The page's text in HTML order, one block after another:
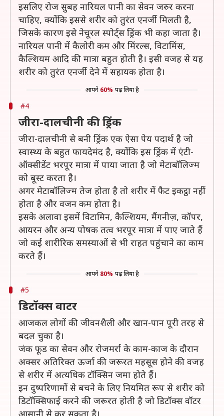
इसलिए रोज सुबह नारियल पानी का सेवन जरुर करना
चाहिए, क्योंकि इससे शरीर को तुरंत एनर्जी मिलती है,
जिसके कारण इसे नेचूरल स्पोर्ट्स ड्रिंक भी कहा जाता है।
नारियल पानी में कैलोरी कम और मिंरल्स, विटामिंस,
कैल्शियम आदि की मात्रा बहुत होती है। इसी वजह से यह
शरीर को तुरंत एनर्जी देने में सहायक होता है।
आपने 60% पढ़ लिया है
#4
जीरा-दालचीनी की ड्रिंक
जीरा-दालचीनी से बनी ड्रिंक एक ऐसा पेय पदार्थ है जो
स्वास्थ्य के बहुत फायदेमंद है, क्योंकि इस ड्रिंक में एंटी-
ऑक्सीडेंट भरपूर मात्रा में पाया जाता है जो मेटाबॉलिज्म
को बूस्ट करता है।
अगर मेटाबॉलिज्म तेज होता है तो शरीर में फैट इकट्ठा नहीं
होता है और वजन कम होता है।
इसके अलावा इसमें विटामिन, कैल्शियम, मैंगनीज़, कॉपर,
आयरन और अन्य पोषक तत्व भरपूर मात्रा में पाए जाते हैं
जो कई शारीरिक समस्याओं से भी राहत पहुंचाने का काम
करते हैं।
आपने 80% पढ़ लिया है
#5
डिटॉक्स वाटर
आजकल लोगों की जीवनशैली और खान-पान पूरी तरह से
बदल चुका है।
जंक फूड का सेवन और रोजमर्रा के काम-काज के दौरान
अक्सर अतिरिक्त ऊर्जा की जरूरत महसूस होने की वजह
से शरीर में अत्यधिक टॉक्सिन जमा होते हैं।
इन दुष्परिणामों से बचने के लिए नियमित रूप से शरीर को
डिटॉक्सिफाई करने की जरूरत होती है जो डिटॉक्स वॉटर
आसानी से कर सकता है।